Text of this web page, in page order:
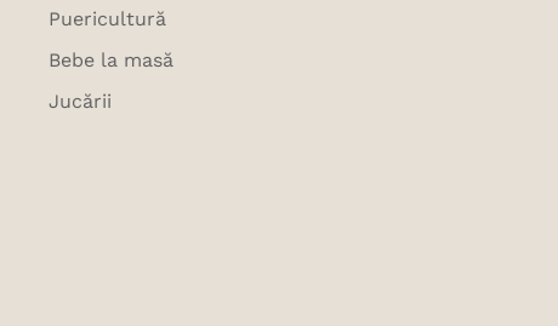
Puericultură
Bebe la masă
Jucării